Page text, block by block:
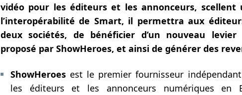
vidéo pour les éditeurs et les annonceurs, scellent
l’interopérabilité de Smart, il permettra aux
deux sociétés, de bénéficier d’un nouveau
proposé par ShowHeroes, et ainsi de générer des
ShowHeroes est le premier fournisseur
les éditeurs et les annonceurs numériques en